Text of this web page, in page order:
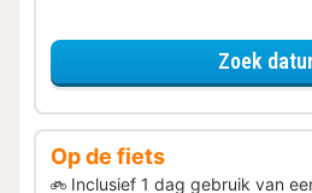
Zoek
Op de fiets
Inclusief 1 dag gebruik van